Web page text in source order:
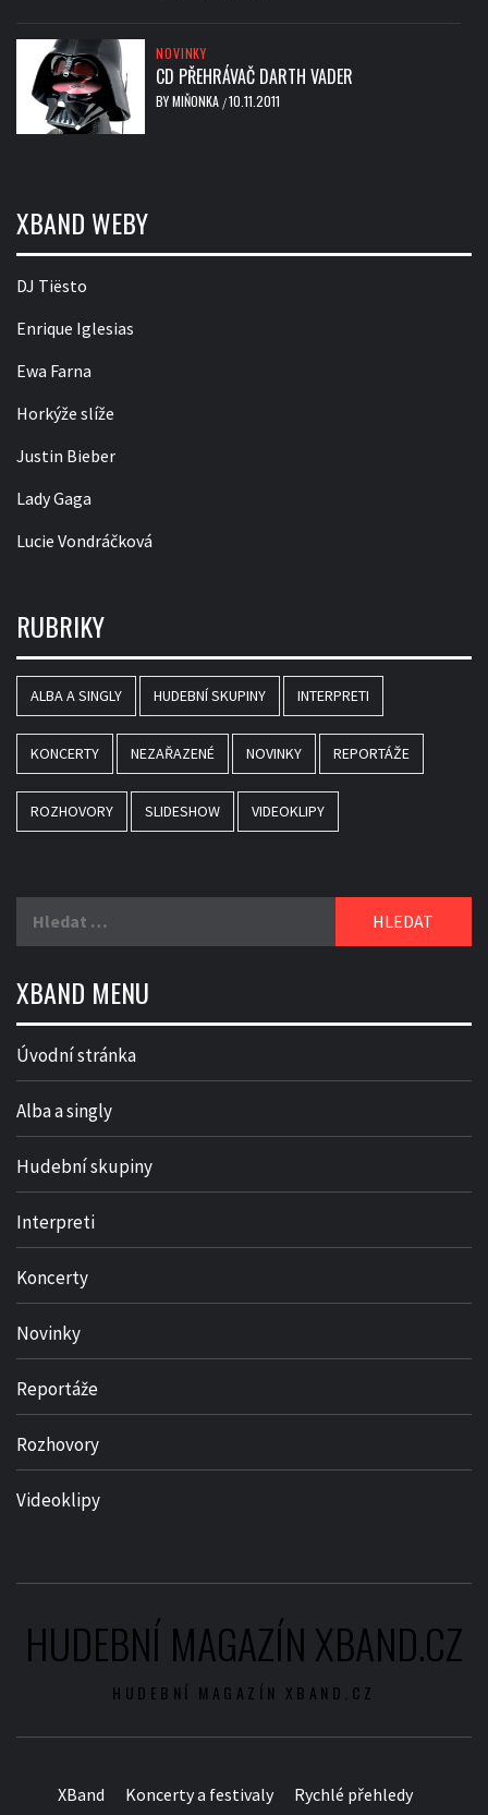
NOVINKY
CD PŘEHRÁVAČ DARTH VADER
BYMIŇONKA /10.11.2011
XBAND WEBY
DJ Tiësto
Enrique Iglesias
Ewa Farna
Horkýže slíže
Justin Bieber
Lady Gaga
Lucie Vondráčková
RUBRIKY
ALBA A SINGLY HUDEBNÍ SKUPINY INTERPRETI
KONCERTY NEZAŘAZENÉ NOVINKY REPORTÁŽE
ROZHOVORY SLIDESHOW VIDEOKLIPY
XBAND MENU
Úvodní stránka
Alba a singly
Hudební skupiny
Interpreti
Koncerty
Novinky
Reportáže
Rozhovory
Videoklipy
HUDEBNÍ MAGAZÍN XBAND.CZ
HUDEBNÍ MAGAZÍN XBAND.CZ
XBand Koncerty a festivaly Rychlé přehledy